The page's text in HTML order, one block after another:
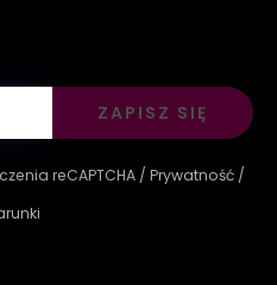
ZAPISZ SIĘ
reCAPTCHA / Prywatność /